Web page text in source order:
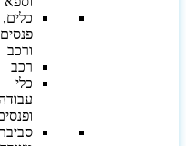
כלים,
פנסים
ורכב
רכב
כלי
עבודה
ופנסים
סביבת